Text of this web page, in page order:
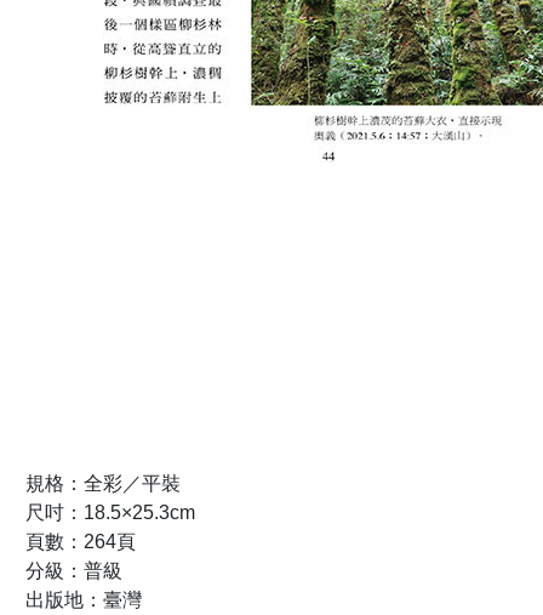
規格：全彩／平裝
尺吋：18.5×25.3cm
頁數：264頁
分級：普級
出版地：臺灣